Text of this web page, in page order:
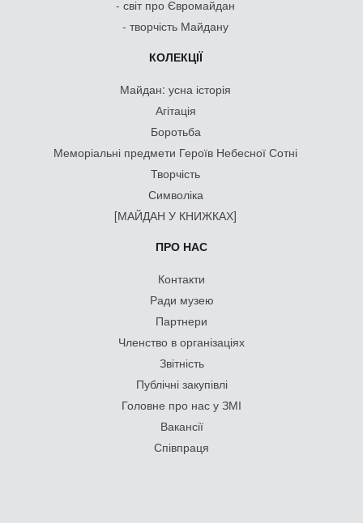
- світ про Євромайдан
- творчість Майдану
КОЛЕКЦІЇ
Майдан: усна історія
Агітація
Боротьба
Меморіальні предмети Героїв Небесної Сотні
Творчість
Символіка
[МАЙДАН У КНИЖКАХ]
ПРО НАС
Контакти
Ради музею
Партнери
Членство в організаціях
Звітність
Публічні закупівлі
Головне про нас у ЗМІ
Вакансії
Співпраця